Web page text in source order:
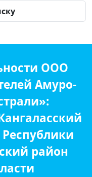
ООО
Амуро-
район